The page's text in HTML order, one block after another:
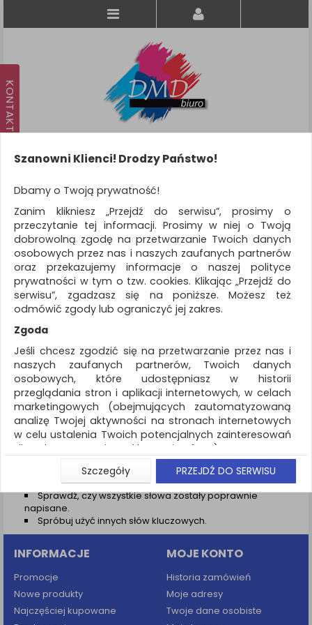
KATEGORIE
WSZYSTKIE KATEGORIE
FILTRY
Więcej
REKLAMA
AKTUALNOŚCI
Wyniki wyszukiwania
NIE ZNALEZIONO PRODUKTÓW
Nie odnaleziono produktów wg przyjętych kryteriów
PODPOWIEDZI
Zmień kryteria wyszukiwania zaznaczając inne filtry i
wyszukaj ponownie
Sprawdź, czy wszystkie słowa zostały poprawnie
napisane.
Spróbuj użyć innych słów kluczowych.
INFORMACJE
Promocje
Nowe produkty
Najczęściej kupowane
MOJE KONTO
Historia zamówień
Moje adresy
Twoje dane osobiste
Szanowni Klienci! Drodzy Państwo!
Dbamy o Twoją prywatność!
Zanim klikniesz „Przejdź do serwisu”, prosimy o
przeczytanie tej informacji. Prosimy w niej o Twoją
dobrowolną zgodę na przetwarzanie Twoich danych
osobowych przez nas i naszych zaufanych partnerów
oraz przekazujemy informacje o naszej polityce
prywatności w tym o tzw. cookies. Klikając „Przejdź do
serwisu”, zgadzasz się na poniższe. Możesz też
odmówić zgody lub ograniczyć jej zakres.
Zgoda
Jeśli chcesz zgodzić się na przetwarzanie przez nas i
naszych zaufanych partnerów, Twoich danych
osobowych, które udostępniasz w historii
przeglądania stron i aplikacji internetowych, w celach
marketingowych (obejmujących zautomatyzowaną
analizę Twojej aktywności na stronach internetowych
w celu ustalenia Twoich potencjalnych zainteresowań
dla dostosowania reklamy i oferty), w tym na
umieszczanie tzw. cookies na Twoich urządzeniach i
ich odczytywanie, kliknij przycisk „Przejdź do serwisu”.
Jeśli nie chcesz wyrazić zgody lub ograniczyć jej
zakres, kliknij „Szczegóły”, gdzie znajdziesz wszelkie
informacje o tym jak to zrobić . Te same informacje
znajdziesz także na podstronie z naszą polityką
prywatności obowiązującą od 25 maja 2018.
W przypadku użytkowników zalogowanych, aby
umożliwić prawidłową realizację Umowy z Państwem i
związane z tym prawidłowe działanie naszej strony
www, a w szczególności np. wysłanie potwierdzenia
Szczegóły PRZEJDŹ DO SERWISU